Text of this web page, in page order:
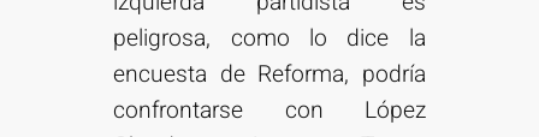
peligrosa, como lo dice la
encuesta de Reforma, podría
confrontarse con López